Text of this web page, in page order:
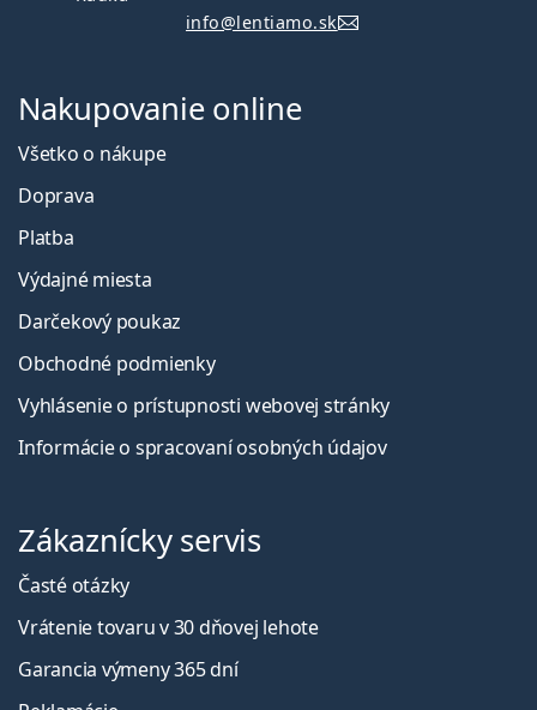
info@lentiamo.sk
Nakupovanie online
Všetko o nákupe
Doprava
Platba
Výdajné miesta
Darčekový poukaz
Obchodné podmienky
Vyhlásenie o prístupnosti webovej stránky
Informácie o spracovaní osobných údajov
Zákaznícky servis
Časté otázky
Vrátenie tovaru v 30 dňovej lehote
Garancia výmeny 365 dní